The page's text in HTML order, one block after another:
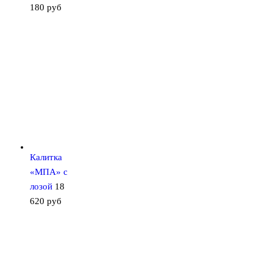
180 руб
Калитка
«МПА» с
лозой 18
620 руб